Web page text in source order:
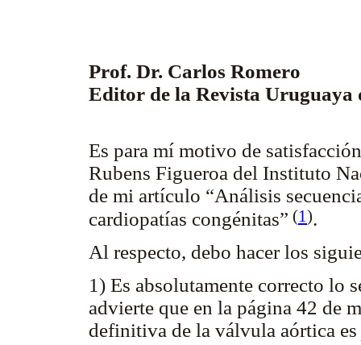
Prof. Dr. Carlos Romero
Editor de la Revista Uruguaya
Es para mí motivo de
Rubens Figueroa del Instituto
de mi artículo “Análisis
cardiopatías congénitas” (1).
Al respecto, debo hacer los
1) Es absolutamente correcto lo
advierte que en la página 42 de
definitiva de la válvula aórtica es